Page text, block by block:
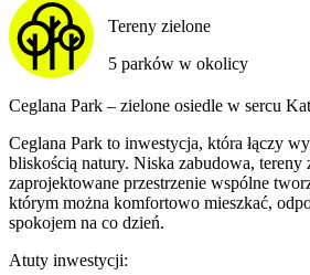
Tereny zielone
5 parków w okolicy
Ceglana Park – zielone osiedle w sercu
Ceglana Park to inwestycja, która łączy
bliskością natury. Niska zabudowa, tereny
zaprojektowane przestrzenie wspólne
którym można komfortowo mieszkać,
spokojem na co dzień.
Atuty inwestycji: